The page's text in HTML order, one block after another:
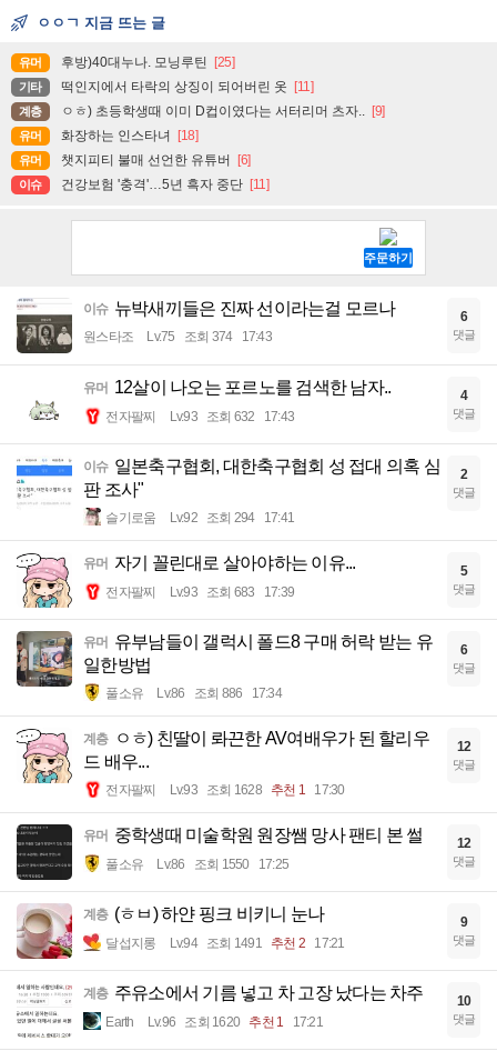
ㅇㅇㄱ 지금 뜨는 글
유머 후방)40대누나. 모닝루틴 [25]
기타 떡인지에서 타락의 상징이 되어버린 옷 [11]
계층 ㅇㅎ) 초등학생때 이미 D컵이였다는 서터리머 츠자.. [9]
유머 화장하는 인스타녀 [18]
유머 챗지피티 불매 선언한 유튜버 [6]
이슈 건강보험 '충격'…5년 흑자 중단 [11]
이슈 뉴박새끼들은 진짜 선이라는걸 모르나
원스타조 Lv.75 조회 374 17:43
6
댓글
유머 12살이 나오는 포르노를 검색한 남자..
전자팔찌 Lv.93 조회 632 17:43
4
댓글
이슈 일본축구협회, 대한축구협회 성 접대 의혹 심
판 조사"
슬기로움 Lv.92 조회 294 17:41
2
댓글
유머 자기 꼴린대로 살아야하는 이유...
전자팔찌 Lv.93 조회 683 17:39
5
댓글
유머 유부남들이 갤럭시 폴드8 구매 허락 받는 유
일한방법
풀소유 Lv.86 조회 886 17:34
6
댓글
계층
ㅇㅎ) 친딸이 롸끈한 AV여배우가 된 할리우
드 배우...
전자팔찌 Lv.93 조회 1628 추천 1 17:30
12
댓글
유머 중학생때 미술학원 원장쌤 망사 팬티 본 썰
풀소유 Lv.86 조회 1550 17:25
12
댓글
계층 (ㅎㅂ) 하얀 핑크 비키니 눈나
달섭지롱 Lv.94 조회 1491 추천 2 17:21
9
댓글
계층 주유소에서 기름 넣고 차 고장 났다는 차주
Earth Lv.96 조회 1620 추천 1 17:21
10
댓글